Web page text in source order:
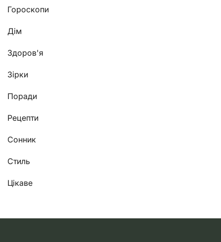
Гороскопи
Дім
Здоров'я
Зірки
Поради
Рецепти
Сонник
Стиль
Цікаве